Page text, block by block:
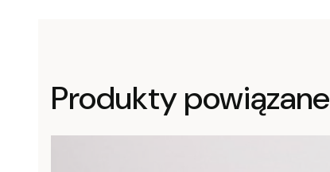
Produkty powiązane